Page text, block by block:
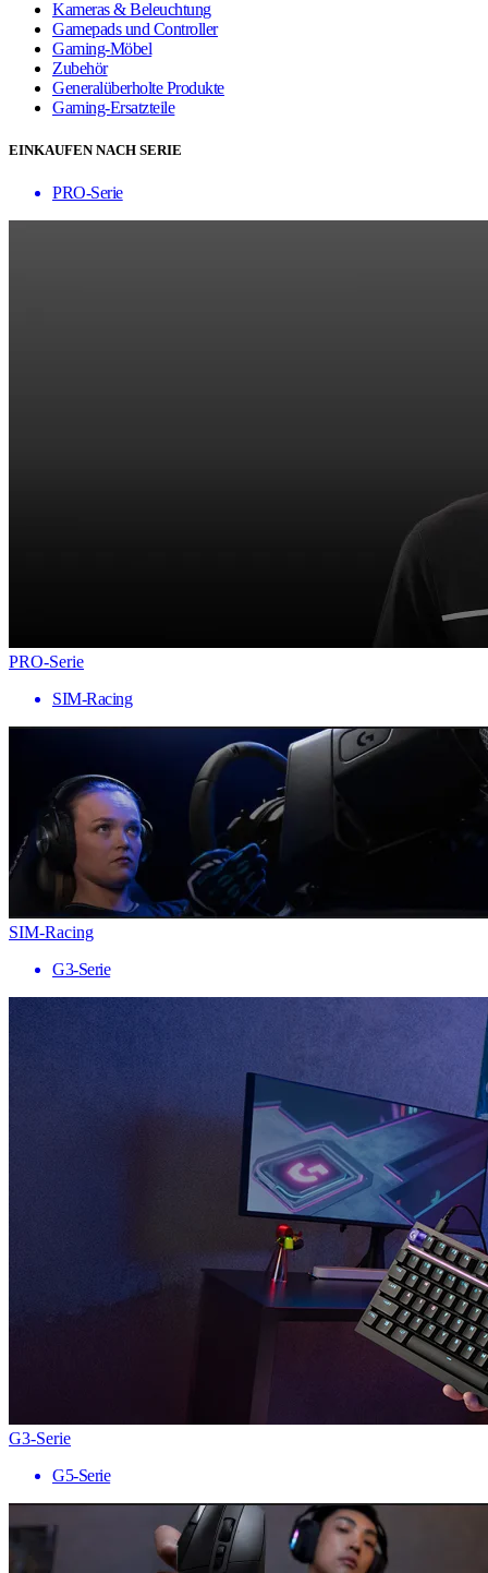
Kameras & Beleuchtung
Gamepads und Controller
Gaming-Möbel
Zubehör
Generalüberholte Produkte
Gaming-Ersatzteile
EINKAUFEN NACH SERIE
PRO-Serie
PRO-Serie
SIM-Racing
SIM-Racing
G3-Serie
G3-Serie
G5-Serie